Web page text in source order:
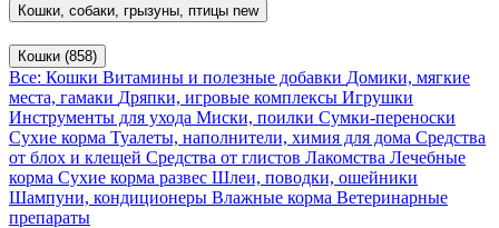
Кошки, собаки, грызуны, птицы new
Кошки (858)
Все: Кошки Витамины и полезные добавки Домики, мягкие
места, гамаки Дряпки, игровые комплексы Игрушки
Инструменты для ухода Миски, поилки Сумки-переноски
Сухие корма Туалеты, наполнители, химия для дома Средства
от блох и клещей Средства от глистов Лакомства Лечебные
корма Сухие корма развес Шлеи, поводки, ошейники
Шампуни, кондиционеры Влажные корма Ветеринарные
препараты